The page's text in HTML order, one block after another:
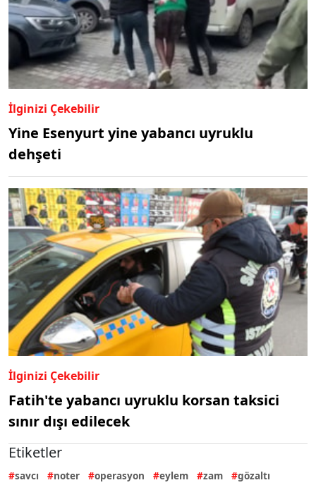
İlginizi Çekebilir
Yine Esenyurt yine yabancı uyruklu
dehşeti
İlginizi Çekebilir
Fatih'te yabancı uyruklu korsan taksici
sınır dışı edilecek
Etiketler
savcı noter operasyon eylem zam
gözaltı